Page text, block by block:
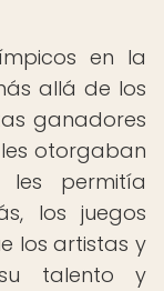
en la
allá de los
ganadores
otorgaban
permitía
los juegos
los artistas y
talento y